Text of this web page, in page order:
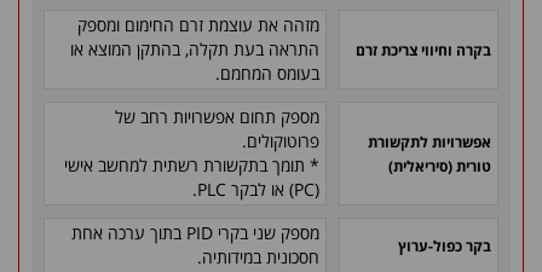
בקרה וחיווי צריכת זרם
מזהה את עוצמת זרם החימום ומספק
התראה בעת תקלה, בהתקן המוצא או
בעומס המחמם.
אפשרויות לתקשורת
טורית (סיריאלית)
מספק תחום אפשרויות רחב של
פרוטוקולים.
* תומך בתקשורת רשתית למחשב אישי
(PC) או לבקר PLC.
בקר כפול-ערוץ
מספק שני בקרי PID בתוך ערכה אחת
חסכונית במידותיה.